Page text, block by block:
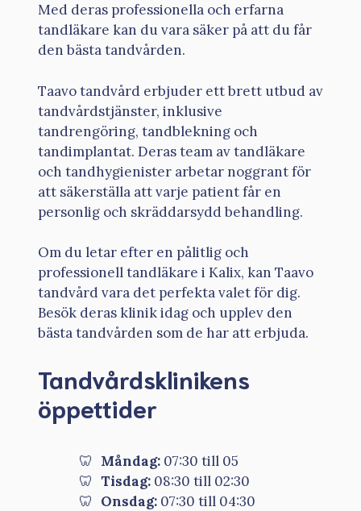
Med deras professionella och erfarna
tandläkare kan du vara säker på att du får
den bästa tandvården.
Taavo tandvård erbjuder ett brett utbud av
tandvårdstjänster, inklusive
tandrengöring, tandblekning och
tandimplantat. Deras team av tandläkare
och tandhygienister arbetar noggrant för
att säkerställa att varje patient får en
personlig och skräddarsydd behandling.
Om du letar efter en pålitlig och
professionell tandläkare i Kalix, kan Taavo
tandvård vara det perfekta valet för dig.
Besök deras klinik idag och upplev den
bästa tandvården som de har att erbjuda.
Tandvårdsklinikens
öppettider
Måndag: 07:30 till 05
Tisdag: 08:30 till 02:30
Onsdag: 07:30 till 04:30